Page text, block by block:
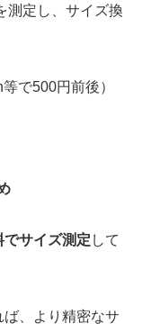
測定し、サイズ換
で500円前後）
でサイズ測定 して
、より精密なサ